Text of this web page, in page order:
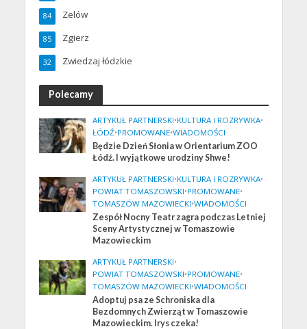
Zelów
84
Zgierz
85
Zwiedzaj łódzkie
32
Polecamy
ARTYKUŁ PARTNERSKI•KULTURA I ROZRYWKA•
ŁÓDŹ•PROMOWANE•WIADOMOŚCI
Będzie Dzień Słonia w Orientarium ZOO
Łódź. I wyjątkowe urodziny Shwe!
ARTYKUŁ PARTNERSKI•KULTURA I ROZRYWKA•
POWIAT TOMASZOWSKI•PROMOWANE•
TOMASZÓW MAZOWIECKI•WIADOMOŚCI
Zespół Nocny Teatr zagra podczas Letniej
Sceny Artystycznej w Tomaszowie
Mazowieckim
ARTYKUŁ PARTNERSKI•
POWIAT TOMASZOWSKI•PROMOWANE•
TOMASZÓW MAZOWIECKI•WIADOMOŚCI
Adoptuj psa ze Schroniska dla
Bezdomnych Zwierząt w Tomaszowie
Mazowieckim. Irys czeka!